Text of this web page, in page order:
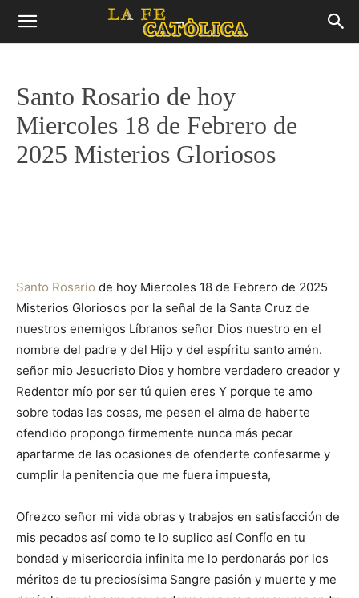
Santo Rosario de hoy
Miercoles 18 de Febrero de
2025 Misterios Gloriosos
Santo Rosario de hoy Miercoles 18 de Febrero de 2025
Misterios Gloriosos por la señal de la Santa Cruz de
nuestros enemigos Líbranos señor Dios nuestro en el
nombre del padre y del Hijo y del espíritu santo amén.
señor mio Jesucristo Dios y hombre verdadero creador y
Redentor mío por ser tú quien eres Y porque te amo
sobre todas las cosas, me pesen el alma de haberte
ofendido propongo firmemente nunca más pecar
apartarme de las ocasiones de ofenderte confesarme y
cumplir la penitencia que me fuera impuesta,
Ofrezco señor mi vida obras y trabajos en satisfacción de
mis pecados así como te lo suplico así Confío en tu
bondad y misericordia infinita me lo perdonarás por los
méritos de tu preciosísima Sangre pasión y muerte y me